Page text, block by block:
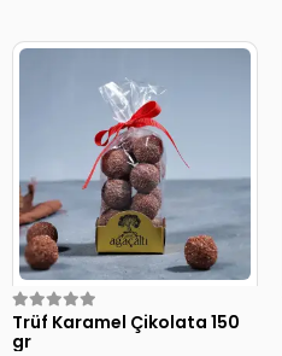
Trüf Karamel Çikolata 150
gr